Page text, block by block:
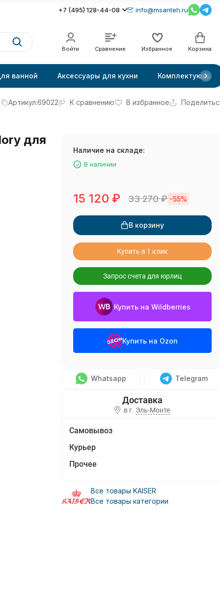
+7 (495) 128-44-08 info@msanteh.ru
Войти Сравнение Избранное Корзина
ванной Аксессуары для кухни Комплектующие
Артикул:69022 К сравнению В избранное
для
Наличие на складе:
В наличии
15 120 ₽ 33 270₽ -55%
В корзину
Купить в 1 клик
Запрос счета для юрлиц
Купить на Wildberries
Купить на Ozon
Whatsapp Telegram
в г. Эль-Монте
Самовывоз
Курьер
Прочее
Все товары KAISER
Все товары категории